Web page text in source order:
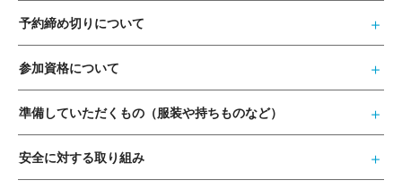
予約締め切りについて
参加資格について
準備していただくもの（服装や持ちものなど）
安全に対する取り組み